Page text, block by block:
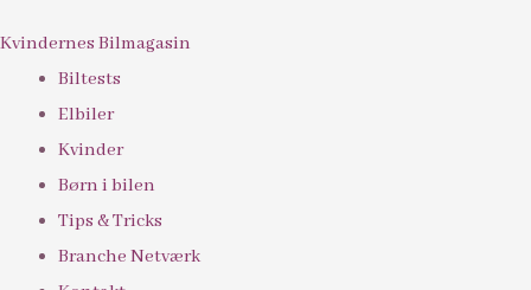
Kvindernes Bilmagasin
Biltests
Elbiler
Kvinder
Børn i bilen
Tips & Tricks
Branche Netværk